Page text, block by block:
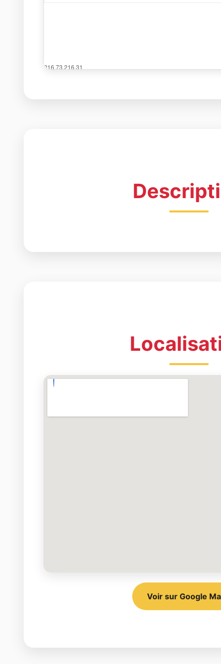
Voir sur Google